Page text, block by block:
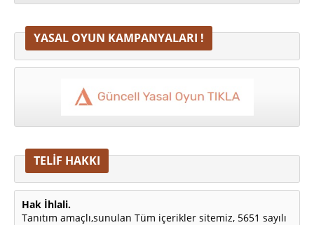
YASAL OYUN KAMPANYALARI !
TELİF HAKKI
Hak İhlali.
Tanıtım amaçlı,sunulan Tüm içerikler sitemiz, 5651 sayılı